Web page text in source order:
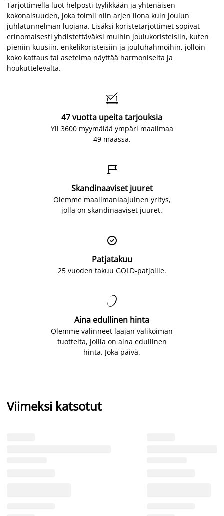
Tarjottimella luot helposti tyylikkään ja yhtenäisen
kokonaisuuden, joka toimii niin arjen ilona kuin joulun
juhlatunnelman luojana. Lisäksi koristetarjottimet sopivat
erinomaisesti yhdistettäväksi muihin joulukoristeisiin, kuten
pieniin kuusiin, enkelikoristeisiin ja jouluhahmoihin, jolloin
koko kattaus tai asetelma näyttää harmoniselta ja
houkuttelevalta.

47 vuotta upeita tarjouksia
Yli 3600 myymälää ympäri maailmaa
49 maassa.

Skandinaaviset juuret
Olemme maailmanlaajuinen yritys,
jolla on skandinaaviset juuret.

Patjatakuu
25 vuoden takuu GOLD-patjoille.

Aina edullinen hinta
Olemme valinneet laajan valikoiman
tuotteita, joilla on aina edullinen
hinta. Joka päivä.
Viimeksi katsotut